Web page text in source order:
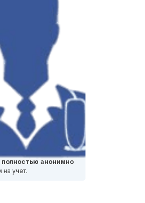
анонимно
на учет.